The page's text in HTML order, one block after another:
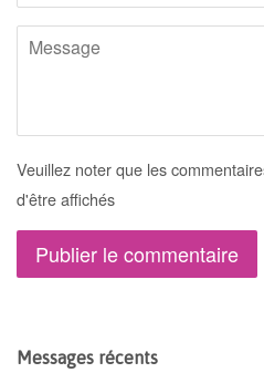
Message
Veuillez noter que les
d'être affichés
Messages récents